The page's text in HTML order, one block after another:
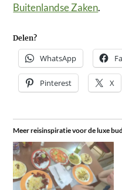
Buitenlandse Zaken.
Delen?
WhatsApp
Pinterest X
Meer reisinspiratie voor de luxe